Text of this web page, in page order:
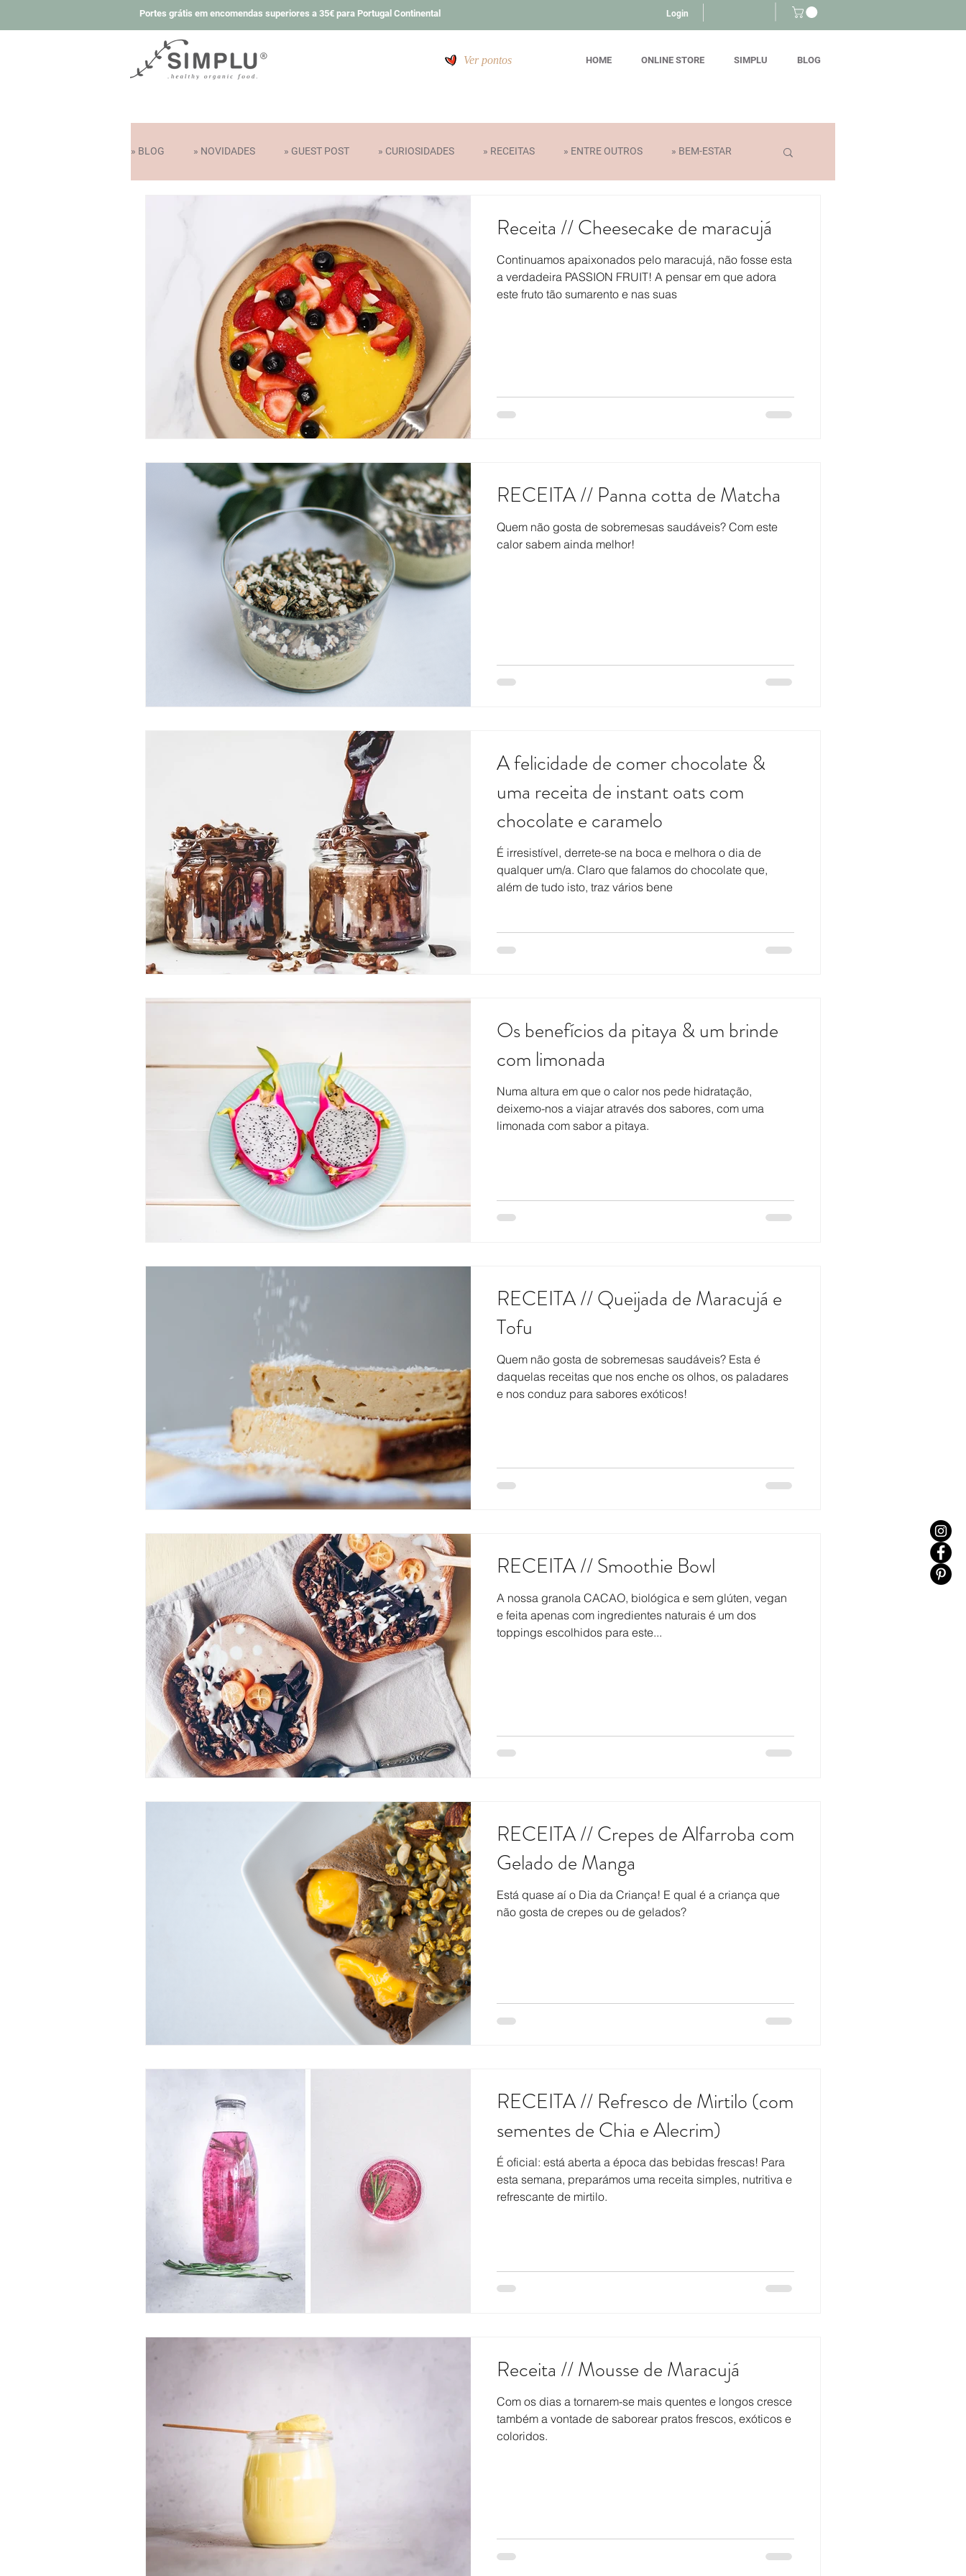
Portes grátis em encomendas superiores a 35€ para Portugal Continental Login
Ver pontos HOME ONLINE STORE SIMPLU BLOG
» BLOG » NOVIDADES » GUEST POST » CURIOSIDADES » RECEITAS » ENTRE OUTROS » BEM-ESTAR
» PRÉMIOS
Receita // Cheesecake de maracujá
Continuamos apaixonados pelo maracujá, não fosse esta
a verdadeira PASSION FRUIT! A pensar em que adora
este fruto tão sumarento e nas suas
RECEITA // Panna cotta de Matcha
Quem não gosta de sobremesas saudáveis? Com este
calor sabem ainda melhor!
A felicidade de comer chocolate &
uma receita de instant oats com
chocolate e caramelo
É irresistível, derrete-se na boca e melhora o dia de
qualquer um/a. Claro que falamos do chocolate que,
além de tudo isto, traz vários bene
Os benefícios da pitaya & um brinde
com limonada
Numa altura em que o calor nos pede hidratação,
deixemo-nos a viajar através dos sabores, com uma
limonada com sabor a pitaya.
RECEITA // Queijada de Maracujá e
Tofu
Quem não gosta de sobremesas saudáveis? Esta é
daquelas receitas que nos enche os olhos, os paladares
e nos conduz para sabores exóticos!
RECEITA // Smoothie Bowl
A nossa granola CACAO, biológica e sem glúten, vegan
e feita apenas com ingredientes naturais é um dos
toppings escolhidos para este...
RECEITA // Crepes de Alfarroba com
Gelado de Manga
Está quase aí o Dia da Criança! E qual é a criança que
não gosta de crepes ou de gelados?
RECEITA // Refresco de Mirtilo (com
sementes de Chia e Alecrim)
É oficial: está aberta a época das bebidas frescas! Para
esta semana, preparámos uma receita simples, nutritiva e
refrescante de mirtilo.
Receita // Mousse de Maracujá
Com os dias a tornarem-se mais quentes e longos cresce
também a vontade de saborear pratos frescos, exóticos e
coloridos.